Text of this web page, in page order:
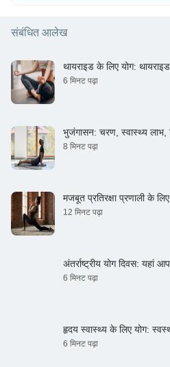
संबंधित आलेख
थायराइड के लिए योग:
6 मिनट पढ़ा
भुजंगासन: चरण, स्वास्थ्य लाभ,
8 मिनट पढ़ा
मजबूत प्रतिरक्षा प्रणाली के
12 मिनट पढ़ा
अंतर्राष्ट्रीय योग दिवस: यहां
6 मिनट पढ़ा
हृदय स्वास्थ्य के लिए योग:
6 मिनट पढ़ा